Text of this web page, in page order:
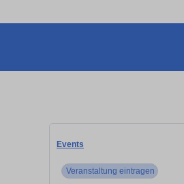
Events
Veranstaltung eintragen